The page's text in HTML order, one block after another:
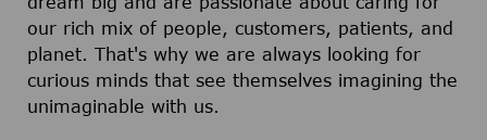
our rich mix of people, customers, patients, and
planet. That's why we are always looking for
curious minds that see themselves imagining the
unimaginable with us.